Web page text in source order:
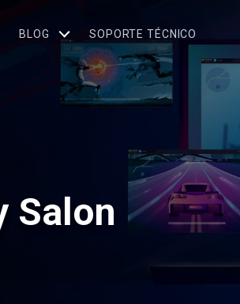
BLOG SOPORTE TÉCNICO
Salon